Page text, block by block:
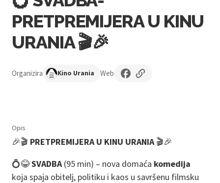
PRETPREMIJERA U KINU
URANIA 🎬🎉
Organizira Kino Urania Web
Opis
🎉🎬 PRETPREMIJERA U KINU URANIA🎬🎉
💍😂SVADBA(95 min) – nova domaća komedija
koja spaja obitelj, politiku i kaos u savršenu filmsku